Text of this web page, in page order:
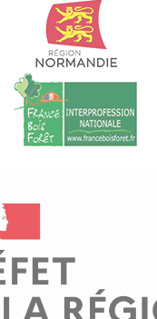
| Conception et réalisation :
légales